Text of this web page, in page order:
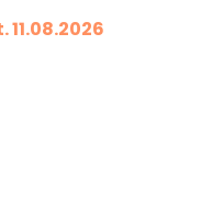
11.08.2026